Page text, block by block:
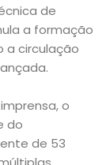
de
a formação
a circulação
o
do
de 53